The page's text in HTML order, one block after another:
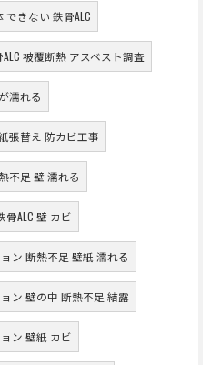
できない 鉄骨ALC
被覆断熱 アスベスト調査
濡れる
張替え 防カビ工事
不足 壁 濡れる
骨ALC 壁 カビ
ン 断熱不足 壁紙 濡れる
ン 壁の中 断熱不足 結露
ン 壁紙 カビ